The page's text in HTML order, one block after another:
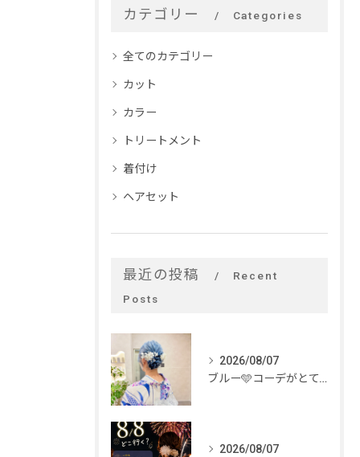
カテゴリー Categories
全てのカテゴリー
カット
カラー
トリートメント
着付け
ヘアセット
最近の投稿
Recent
Posts
2026/08/07
ブルー🩵コーデがとてもお似合いでした✨
2026/08/07